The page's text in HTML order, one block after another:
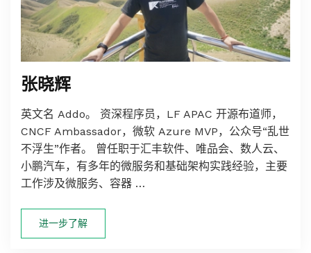
张晓辉
英文名 Addo。 资深程序员，LF APAC 开源布道师，
CNCF Ambassador，微软 Azure MVP，公众号“乱世
不浮生”作者。 曾任职于汇丰软件、唯品会、数人云、
小鹏汽车，有多年的微服务和基础架构实践经验，主要
工作涉及微服务、容器 …
进一步了解